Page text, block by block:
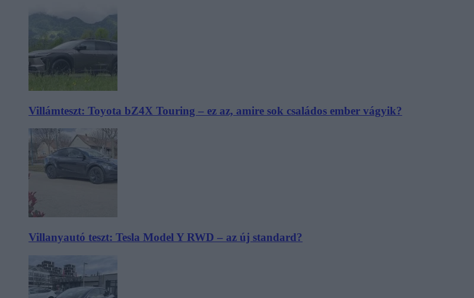
Villámteszt: Toyota bZ4X Touring – ez az, amire sok családos ember vágyik?
Villanyautó teszt: Tesla Model Y RWD – az új standard?